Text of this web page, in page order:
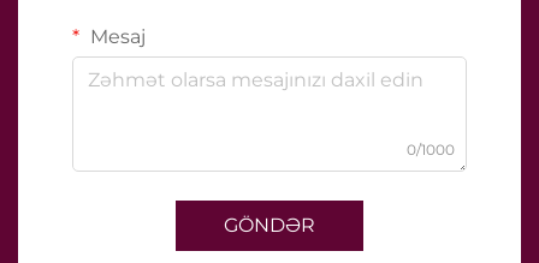
Mesaj
0/1000
GÖNDƏR